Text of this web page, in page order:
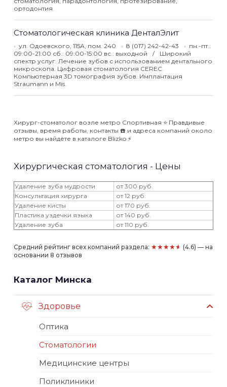
ортодонтия.
Cтоматологическая клиника ДенталЭлит
ул. Одоевского, 115А, пом. 240 8 (017) 242-42-43
пн.-пт.:
09:00-21:00 сб.: 09:00-15:00 вс.: выходной
Широкий
спектр услуг. Лечение зубов с использованием дентального
микроскопа. Цифровая стоматология CEREC.
Компьютерная 3D томография зубов. Имплантация
Straumann и Mis.
Хирург-стоматолог возле метро Спортивная ⭐️ Правдивые
отзывы, время работы, контакты ☎️ и адреса компаний около
метро вы найдёте в каталоге Blizko ⚡️
Хирургическая стоматология - Цены
Удаление зуба мудрости
от 300 руб.
Консультация хирурга
от 12 руб.
Удаление кисты
от 170 руб.
Пластика уздечки языка
от 140 руб.
Удаление зуба
от 110 руб.
Средний рейтинг всех компаний раздела: ★★★★★ (4.6) — на
основании 8 отзывов
Каталог Минска
Здоровье
Оптика
Стоматологии
Медицинские центры
Поликлиники